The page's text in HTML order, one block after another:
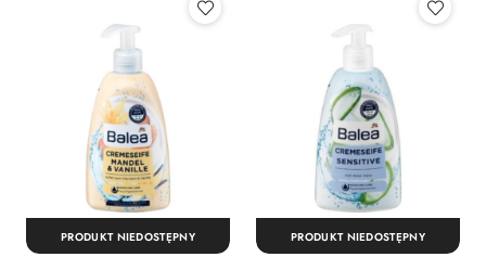
PRODUKT NIEDOSTĘPNY PRODUKT NIEDOSTĘPNY